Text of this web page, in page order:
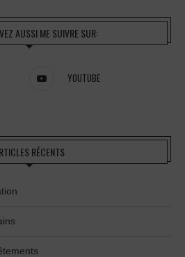
AUSSI ME SUIVRE SUR:
YOUTUBE
RÉCENTS